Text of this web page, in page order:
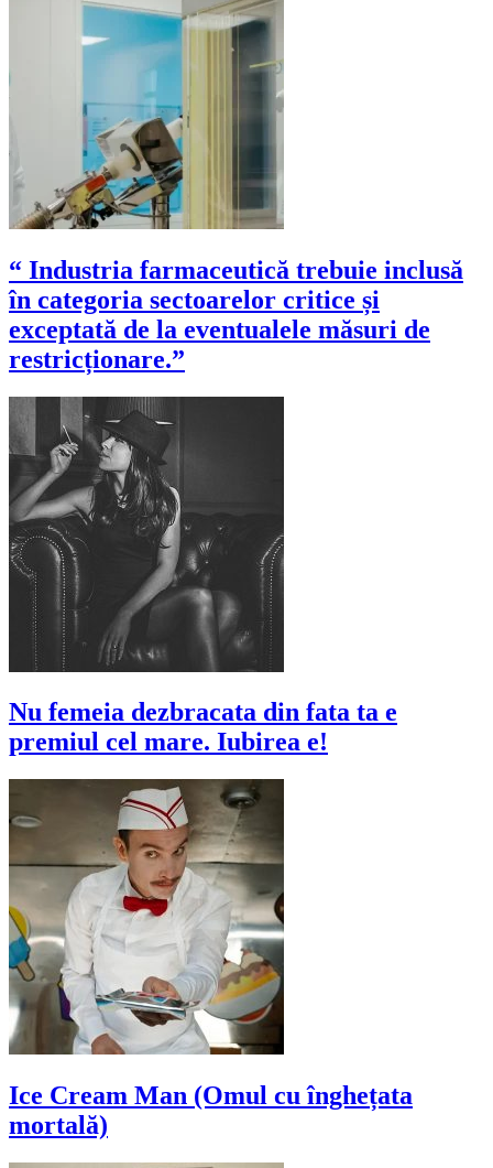
“ Industria farmaceutică trebuie inclusă
în categoria sectoarelor critice și
exceptată de la eventualele măsuri de
restricționare.”
Nu femeia dezbracata din fata ta e
premiul cel mare. Iubirea e!
Ice Cream Man (Omul cu înghețata
mortală)